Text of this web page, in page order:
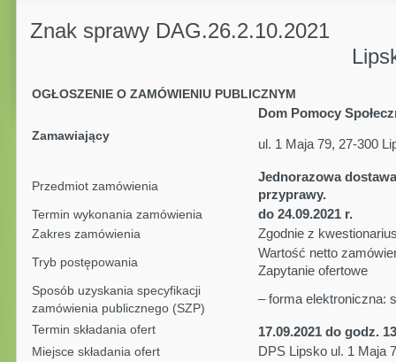
Znak sprawy DAG.26.2.10.2021
Lipsko, dnia
OGŁOSZENIE O ZAMÓWIENIU PUBLICZNYM
Zamawiający
Dom Pomocy
ul. 1 Maja 79, 27-300
Przedmiot zamówienia
Jednorazowa
przyprawy.
Termin wykonania zamówienia do 24.09.2021 r.
Zakres zamówienia Zgodnie z
Tryb postępowania
Wartość netto
Zapytanie ofertowe
Sposób uzyskania specyfikacji
zamówienia publicznego (SZP)
– forma elektroniczna:
Termin składania ofert 17.09.2021 do godz. 13
Miejsce składania ofert DPS Lipsko ul. 1 Maja